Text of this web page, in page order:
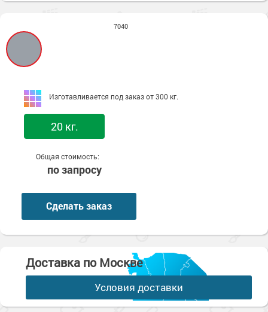
7040
Изготавливается под заказ от 300 кг.
20 кг.
Общая стоимость:
по запросу
Сделать заказ
Доставка по Москве
Условия доставки